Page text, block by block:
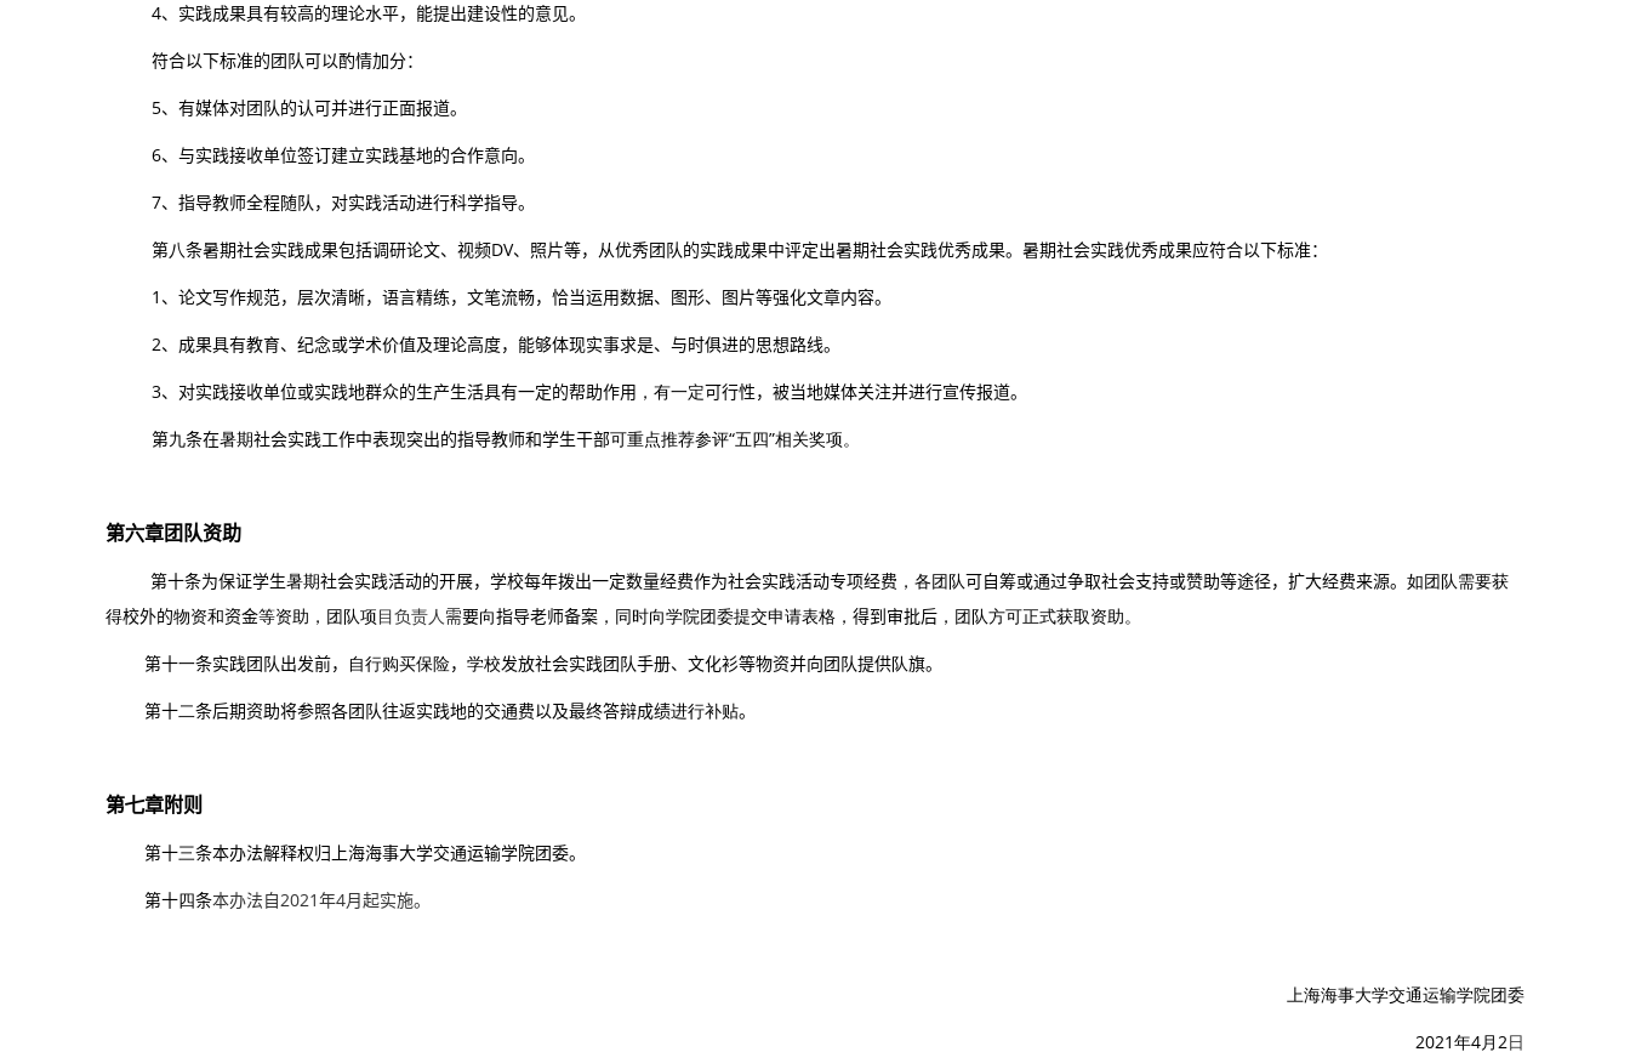
4、实践成果具有较高的理论水平，能提出建设性的意见。
符合以下标准的团队可以酌情加分：
5、有媒体对团队的认可并进行正面报道。
6、与实践接收单位签订建立实践基地的合作意向。
7、指导教师全程随队，对实践活动进行科学指导。
第八条暑期社会实践成果包括调研论文、视频DV、照片等，从优秀团队的实践成果中评定出暑期社会实践优秀成果。暑期社会实践优秀成果应符合以下标准：
1、论文写作规范，层次清晰，语言精练，文笔流畅，恰当运用数据、图形、图片等强化文章内容。
2、成果具有教育、纪念或学术价值及理论高度，能够体现实事求是、与时俱进的思想路线。
3、对实践接收单位或实践地群众的生产生活具有一定的帮助作用 ，有一定可行性，被当地媒体关注并进行宣传报道。
第九条在暑期社会实践工作中表现突出的指导教师和学生干部可重点推荐参评“五四”相关奖项。
第六章团队资助
第十条为保证学生暑期社会实践活动的开展，学校每年拨出一定数量经费作为社会实践活动专项经费 ，各团队可自筹或通过争取社会支持或赞助等途径，扩大经费来源。 如团队需要获
得校外的物资和资金等资助，团队项目负责人需要向指导老师备案 ，同时向学院团委提交申请表格， 得到审批后 ，团队方可正式获取资助。
第十一条实践团队出发前， 自行购买保险， 学校发放社会实践团队手册、文化衫等物资并向团队提供队旗。
第十二条后期资助将参照各团队往返实践地的交通费以及最终答辩成绩进行补贴。
第七章附则
第十三条本办法解释权归上海海事大学交通运输学院团委。
第十四条本办法自2021年4月起实施。
上海海事大学交通运输学院团委
2021年4月2日